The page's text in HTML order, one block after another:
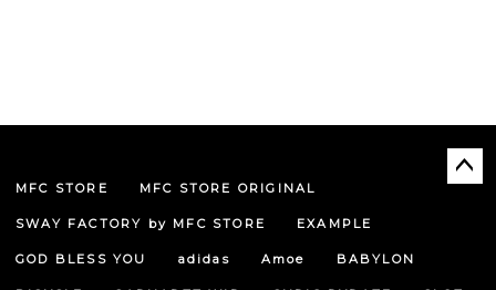
MFC STORE MFC STORE ORIGINAL
SWAY FACTORY by MFC STORE EXAMPLE
GOD BLESS YOU adidas Amoe BABYLON